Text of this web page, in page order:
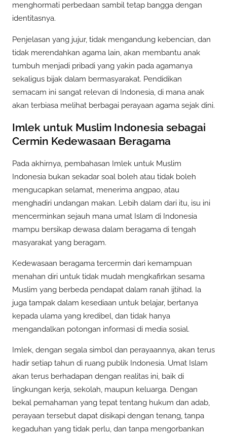
menghormati perbedaan sambil tetap bangga dengan
identitasnya.
Penjelasan yang jujur, tidak mengandung kebencian, dan
tidak merendahkan agama lain, akan membantu anak
tumbuh menjadi pribadi yang yakin pada agamanya
sekaligus bijak dalam bermasyarakat. Pendidikan
semacam ini sangat relevan di Indonesia, di mana anak
akan terbiasa melihat berbagai perayaan agama sejak dini.
Imlek untuk Muslim Indonesia sebagai
Cermin Kedewasaan Beragama
Pada akhirnya, pembahasan Imlek untuk Muslim
Indonesia bukan sekadar soal boleh atau tidak boleh
mengucapkan selamat, menerima angpao, atau
menghadiri undangan makan. Lebih dalam dari itu, isu ini
mencerminkan sejauh mana umat Islam di Indonesia
mampu bersikap dewasa dalam beragama di tengah
masyarakat yang beragam.
Kedewasaan beragama tercermin dari kemampuan
menahan diri untuk tidak mudah mengkafirkan sesama
Muslim yang berbeda pendapat dalam ranah ijtihad. Ia
juga tampak dalam kesediaan untuk belajar, bertanya
kepada ulama yang kredibel, dan tidak hanya
mengandalkan potongan informasi di media sosial.
Imlek, dengan segala simbol dan perayaannya, akan terus
hadir setiap tahun di ruang publik Indonesia. Umat Islam
akan terus berhadapan dengan realitas ini, baik di
lingkungan kerja, sekolah, maupun keluarga. Dengan
bekal pemahaman yang tepat tentang hukum dan adab,
perayaan tersebut dapat disikapi dengan tenang, tanpa
kegaduhan yang tidak perlu, dan tanpa mengorbankan